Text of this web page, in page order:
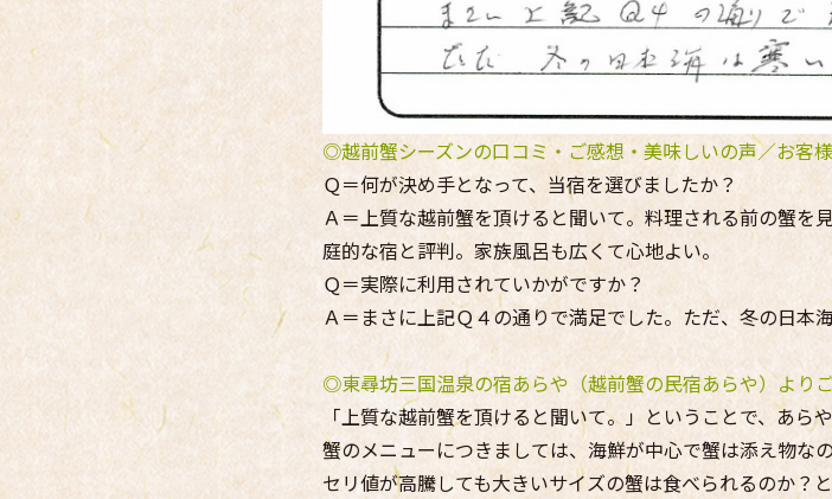
◎越前蟹シーズンの口コミ・ご感想・美味しいの声／お客
Ｑ＝何が決め手となって、当宿を選びましたか？
Ａ＝上質な越前蟹を頂けると聞いて。料理される前の蟹を
庭的な宿と評判。家族風呂も広くて心地よい。
Ｑ＝実際に利用されていかがですか？
Ａ＝まさに上記Ｑ４の通りで満足でした。ただ、冬の日本
◎東尋坊三国温泉の宿あらや（越前蟹の民宿あらや）より
「上質な越前蟹を頂けると聞いて。」ということで、あ
蟹のメニューにつきましては、海鮮が中心で蟹は添え物な
セリ値が高騰しても大きいサイズの蟹は食べられるのか？